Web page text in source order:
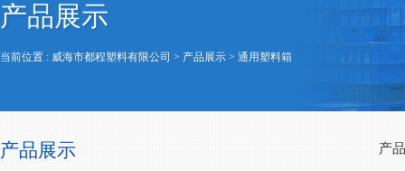
产品展示
当前位置 : 威海市都程塑料有限公司 > 产品展示 > 通用塑料箱
产品展示 产